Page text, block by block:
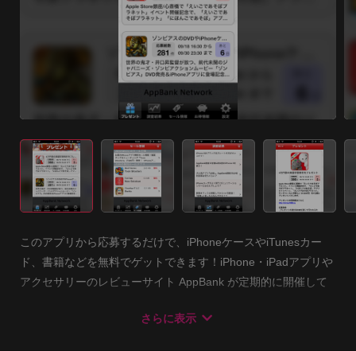
このアプリから応募するだけで、iPhoneケースやiTunesカー
ド、書籍などを無料でゲットできます！iPhone・iPadアプリや
アクセサリーのレビューサイト AppBank が定期的に開催して
さらに表示